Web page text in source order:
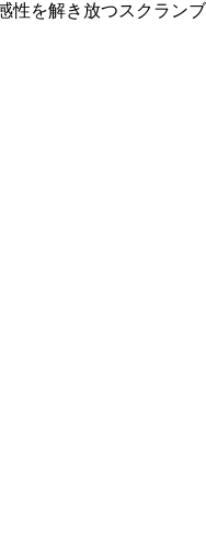
性を解き放つスクランブ